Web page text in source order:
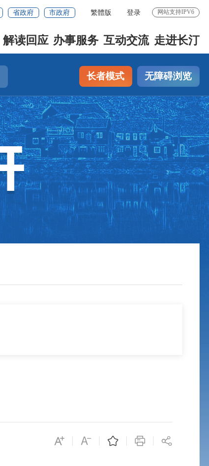
省政府 市政府 繁體版 登录 网站支持IPV6
解读回应 办事服务 互动交流 走进长汀
长者模式 无障碍浏览